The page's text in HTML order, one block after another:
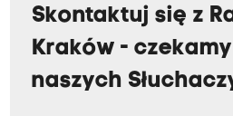
Skontaktuj się z
Kraków -
naszych